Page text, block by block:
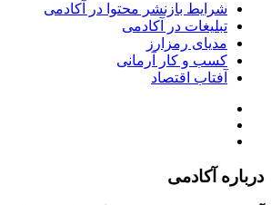
شرایط بازنشر محتوا در آکادمی
تبلیغات در آکادمی
مدیای رمزارز
کسب و کار آرمانی
آفتاب اقتصاد
درباره آکادمی